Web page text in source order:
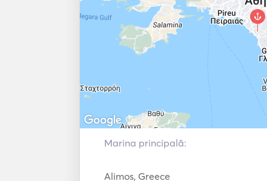
Marina principală:
Alimos, Greece